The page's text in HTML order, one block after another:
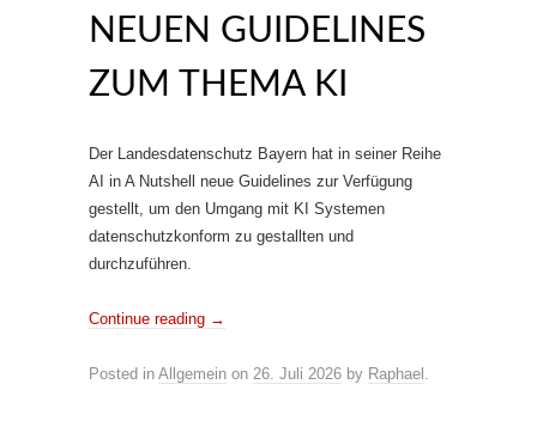
NEUEN GUIDELINES
ZUM THEMA KI
Der Landesdatenschutz Bayern hat in seiner Reihe
AI in A Nutshell neue Guidelines zur Verfügung
gestellt, um den Umgang mit KI Systemen
datenschutzkonform zu gestallten und
durchzuführen.
Continue reading →
Posted in Allgemein on 26. Juli 2026 by Raphael .